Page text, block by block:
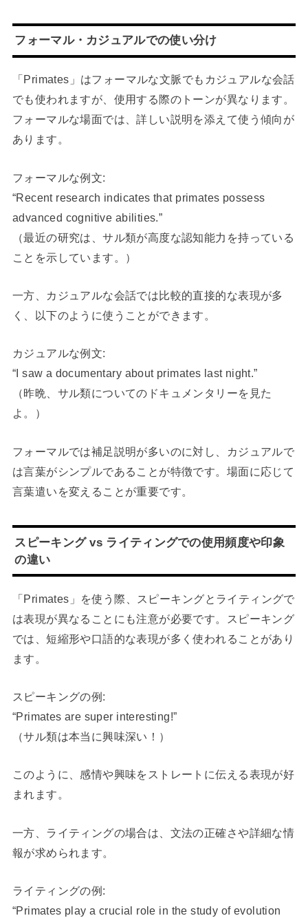
フォーマル・カジュアルでの使い分け
「Primates」はフォーマルな文脈でもカジュアルな会話
でも使われますが、使用する際のトーンが異なります。
フォーマルな場面では、詳しい説明を添えて使う傾向が
あります。
フォーマルな例文:
“Recent research indicates that primates possess
advanced cognitive abilities.”
（最近の研究は、サル類が高度な認知能力を持っている
ことを示しています。）
一方、カジュアルな会話では比較的直接的な表現が多
く、以下のように使うことができます。
カジュアルな例文:
“I saw a documentary about primates last night.”
（昨晩、サル類についてのドキュメンタリーを見た
よ。）
フォーマルでは補足説明が多いのに対し、カジュアルで
は言葉がシンプルであることが特徴です。場面に応じて
言葉遣いを変えることが重要です。
スピーキング vs ライティングでの使用頻度や印象
の違い
「Primates」を使う際、スピーキングとライティングで
は表現が異なることにも注意が必要です。スピーキング
では、短縮形や口語的な表現が多く使われることがあり
ます。
スピーキングの例:
“Primates are super interesting!”
（サル類は本当に興味深い！）
このように、感情や興味をストレートに伝える表現が好
まれます。
一方、ライティングの場合は、文法の正確さや詳細な情
報が求められます。
ライティングの例:
“Primates play a crucial role in the study of evolution